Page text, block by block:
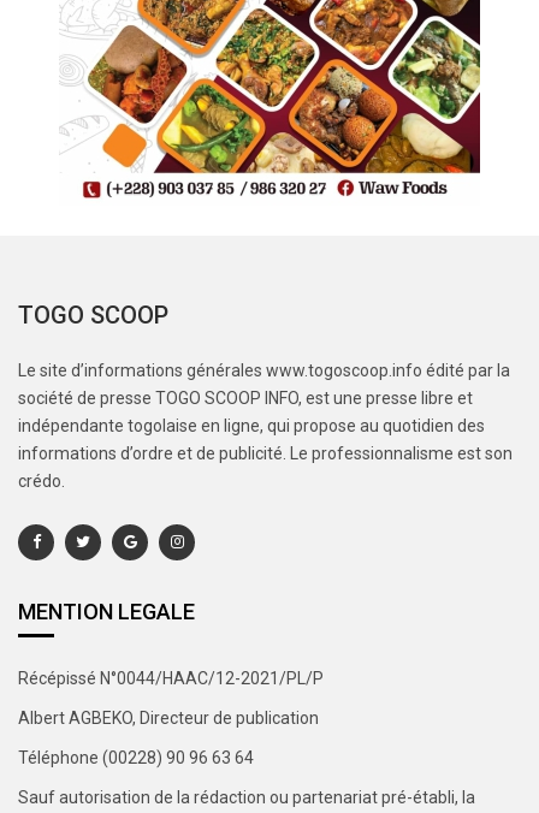
TOGO SCOOP
Le site d’informations générales www.togoscoop.info édité par la
société de presse TOGO SCOOP INFO, est une presse libre et
indépendante togolaise en ligne, qui propose au quotidien des
informations d’ordre et de publicité. Le professionnalisme est son
crédo.
MENTION LEGALE
Récépissé N°0044/HAAC/12-2021/PL/P
Albert AGBEKO, Directeur de publication
Téléphone (00228) 90 96 63 64
Sauf autorisation de la rédaction ou partenariat pré-établi, la